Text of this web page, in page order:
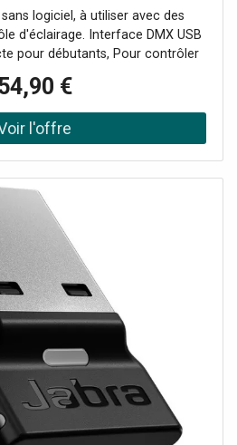
logiciel, à utiliser avec des
d'éclairage. Interface DMX USB
pour débutants, Pour contrôler
portable qui se glisse dans les
Utilisable comme outil de
pour certains appareils
AP et DXT tools., L'interface
pour les applications
Peut transmettre jusqu'à 512
DMX, Construit avec connecteur
Linux, Win 7, Win 10, OS X 10,2
Allemagne, Pour des domaines
que: clubs/écoles de danse,
scène, restaurants, bars et
1 appareil, 1 manuel
électrique: 5 V CC 500 mA,
Connexion électrique: Cordon
connexion USB A au secteur,
Sortie DMX: 1 x XLR 3 broches
USB: USB 2.0, type A, Utilisation
avec connecteur NEUTRIK,
€